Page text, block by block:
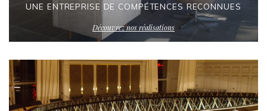
UNE ENTREPRISE DE COMPÉTENCES RECONNUES
Découvrez nos réalisations